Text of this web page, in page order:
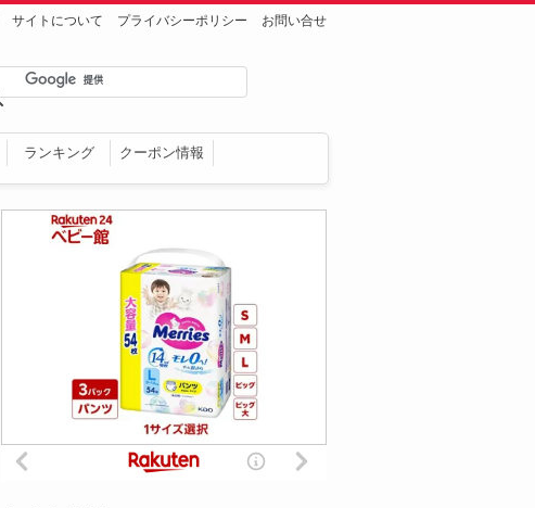
サイトについて プライバシーポリシー お問い合せ
ランキング クーポン情報